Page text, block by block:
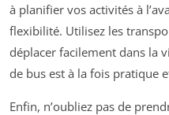
à planifier vos activités à
flexibilité. Utilisez les
déplacer facilement dans la
de bus est à la fois pratique
Enfin, n’oubliez pas de